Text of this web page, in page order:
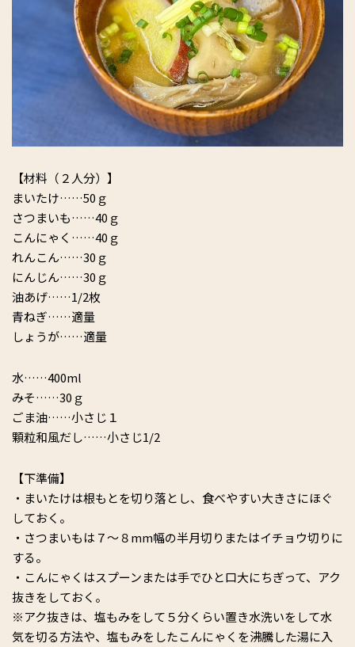
【材料（２人分）】
まいたけ……50ｇ
さつまいも……40ｇ
こんにゃく……40ｇ
れんこん……30ｇ
にんじん……30ｇ
油あげ……1/2枚
青ねぎ……適量
しょうが……適量
水……400ml
みそ……30ｇ
ごま油……小さじ１
顆粒和風だし……小さじ1/2
【下準備】
・まいたけは根もとを切り落とし、食べやすい大きさにほぐ
しておく。
・さつまいもは７～８mm幅の半月切りまたはイチョウ切りに
する。
・こんにゃくはスプーンまたは手でひと口大にちぎって、アク
抜きをしておく。
※アク抜きは、塩もみをして５分くらい置き水洗いをして水
気を切る方法や、塩もみをしたこんにゃくを沸騰した湯に入